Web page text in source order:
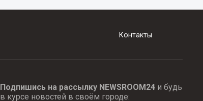
Контакты
Подпишись на рассылку NEWSROOM24и будь
в курсе новостей в своём городе: